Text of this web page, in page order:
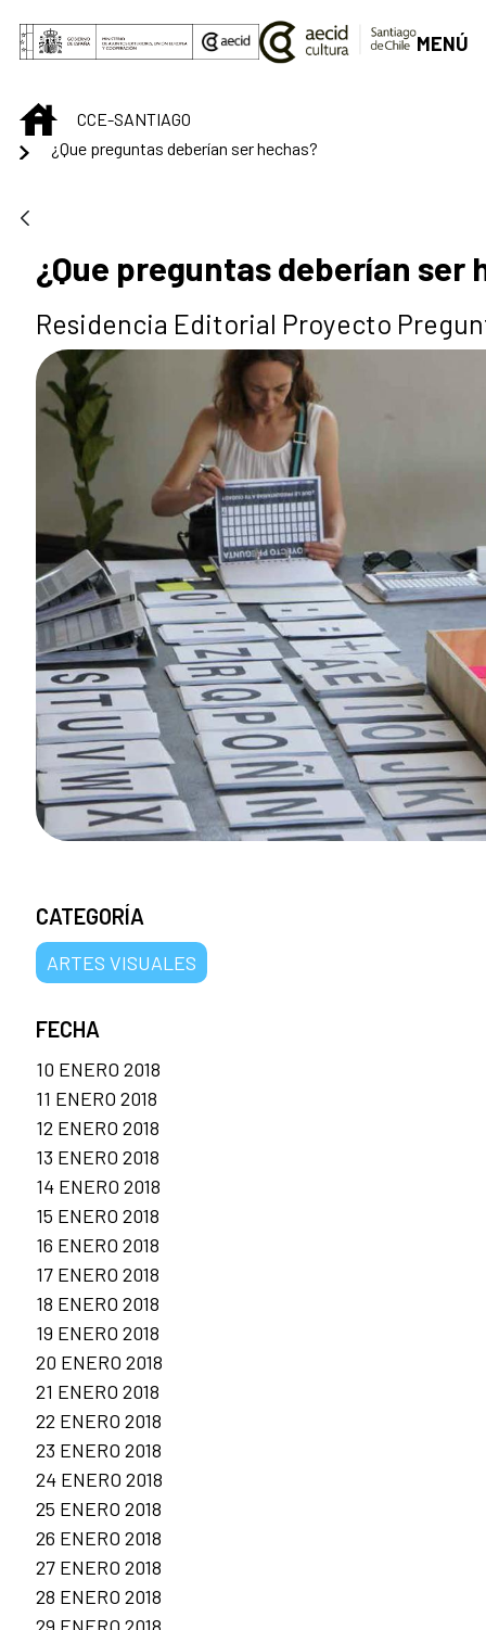
Saltar al contenido principal
MENÚ
INICIOCCE-SANTIAGO
¿Que preguntas deberían ser hechas?
¿Que preguntas deberían ser
Residencia Editorial Proyecto
CATEGORÍA
ARTES VISUALES
FECHA
10 ENERO 2018
11 ENERO 2018
12 ENERO 2018
13 ENERO 2018
14 ENERO 2018
15 ENERO 2018
16 ENERO 2018
17 ENERO 2018
18 ENERO 2018
19 ENERO 2018
20 ENERO 2018
21 ENERO 2018
22 ENERO 2018
23 ENERO 2018
24 ENERO 2018
25 ENERO 2018
26 ENERO 2018
27 ENERO 2018
28 ENERO 2018
29 ENERO 2018